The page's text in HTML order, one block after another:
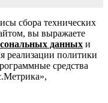
сбора технических
вы выражаете
данных и
реализации политики
средства